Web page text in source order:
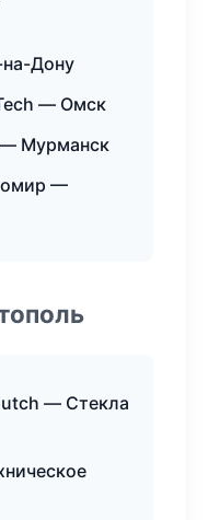
Дону
— Омск
— Мурманск
—
— Стекла